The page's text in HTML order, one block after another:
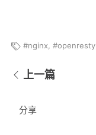
nginx openresty
上一篇
分享